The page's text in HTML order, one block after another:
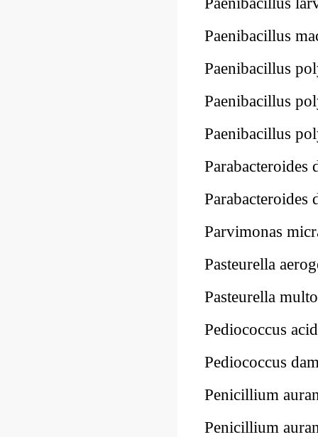
Paenibacillus
Paenibacillus
Paenibacillus
Paenibacillus
Parvimonas
Pasteurella
Pasteurella
Pediococcus
Pediococcus
Penicillium
Penicillium